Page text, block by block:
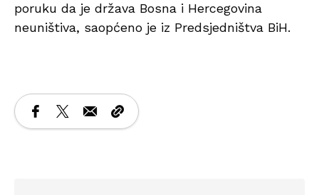
poruku da je država Bosna i Hercegovina
neuništiva, saopćeno je iz Predsjedništva BiH.